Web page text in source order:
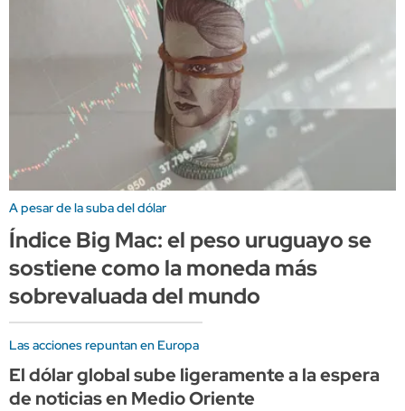
A pesar de la suba del dólar
Índice Big Mac: el peso uruguayo se
sostiene como la moneda más
sobrevaluada del mundo
Las acciones repuntan en Europa
El dólar global sube ligeramente a la espera
de noticias en Medio Oriente